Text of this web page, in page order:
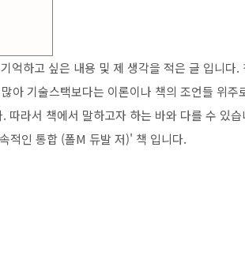
억하고 싶은 내용 및 제 생각을 적은 글 입니다.
아 기술스택보다는 이론이나 책의 조언들 위주
따라서 책에서 말하고자 하는 바와 다를 수 있습
적인 통합 (폴M 듀발 저)' 책 입니다.